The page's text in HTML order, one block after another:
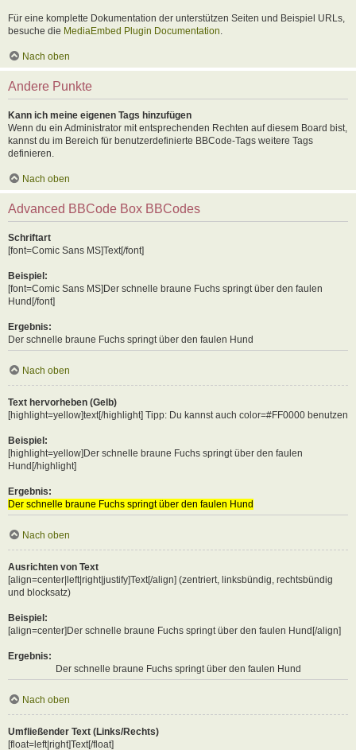
Für eine komplette Dokumentation der unterstützen Seiten und Beispiel URLs,
besuche die MediaEmbed Plugin Documentation.
Nach oben
Andere Punkte
Kann ich meine eigenen Tags hinzufügen
Wenn du ein Administrator mit entsprechenden Rechten auf diesem Board bist,
kannst du im Bereich für benutzerdefinierte BBCode-Tags weitere Tags
definieren.
Nach oben
Advanced BBCode Box BBCodes
Schriftart
[font=Comic Sans MS]Text[/font]
Beispiel:
[font=Comic Sans MS]Der schnelle braune Fuchs springt über den faulen
Hund[/font]
Ergebnis:
Der schnelle braune Fuchs springt über den faulen Hund
Nach oben
Text hervorheben (Gelb)
[highlight=yellow]text[/highlight] Tipp: Du kannst auch color=#FF0000 benutzen
Beispiel:
[highlight=yellow]Der schnelle braune Fuchs springt über den faulen
Hund[/highlight]
Ergebnis:
Der schnelle braune Fuchs springt über den faulen Hund
Nach oben
Ausrichten von Text
[align=center|left|right|justify]Text[/align] (zentriert, linksbündig, rechtsbündig
und blocksatz)
Beispiel:
[align=center]Der schnelle braune Fuchs springt über den faulen Hund[/align]
Ergebnis:
Der schnelle braune Fuchs springt über den faulen Hund
Nach oben
Umfließender Text (Links/Rechts)
[float=left|right]Text[/float]